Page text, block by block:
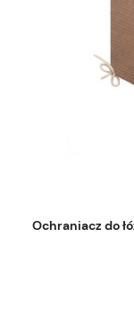
Ochraniacz do